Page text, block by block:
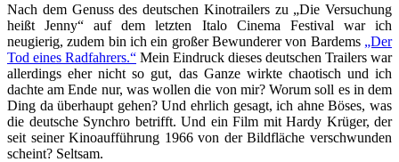
Nach dem Genuss des deutschen Kinotrailers zu „Die Versuchung
heißt Jenny“ auf dem letzten Italo Cinema Festival war ich
neugierig, zudem bin ich ein großer Bewunderer von Bardems „Der
Tod eines Radfahrers.“ Mein Eindruck dieses deutschen Trailers war
allerdings eher nicht so gut, das Ganze wirkte chaotisch und ich
dachte am Ende nur, was wollen die von mir? Worum soll es in dem
Ding da überhaupt gehen? Und ehrlich gesagt, ich ahne Böses, was
die deutsche Synchro betrifft. Und ein Film mit Hardy Krüger, der
seit seiner Kinoaufführung 1966 von der Bildfläche verschwunden
scheint? Seltsam.